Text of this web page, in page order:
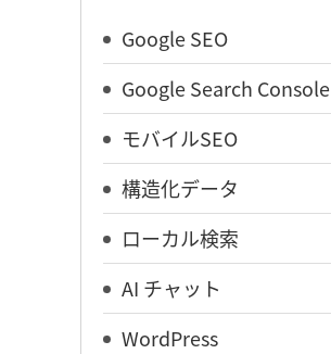
Google SEO
Google Search Console
モバイルSEO
構造化データ
ローカル検索
AI チャット
WordPress